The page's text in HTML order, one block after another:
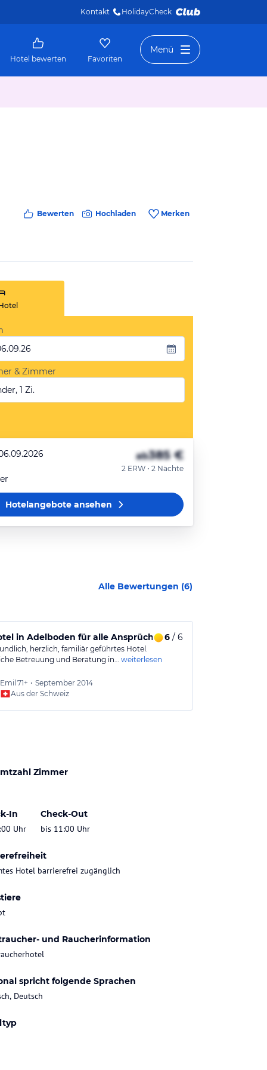
Kontakt HolidayCheck
Hotel bewerten Favoriten
Menü
Bewerten Hochladen Merken
& Zimmer
1 Zi.
ab385 €
2 ERW • 2 Nächte
Hotelangeboteansehen
Alle Bewertungen (6)
in Adelboden für alle Ansprüche und Wünsche
6/ 6
herzlich, familiär geführtes Hotel.
Betreuung und Beratung in… weiterlesen
Emil 71+ • September 2014
Aus der Schweiz
Zimmer
In
Uhr
Check-Out
bis 11:00 Uhr
Hotel barrierefrei zugänglich
und Raucherinformation
spricht folgende Sprachen
Deutsch